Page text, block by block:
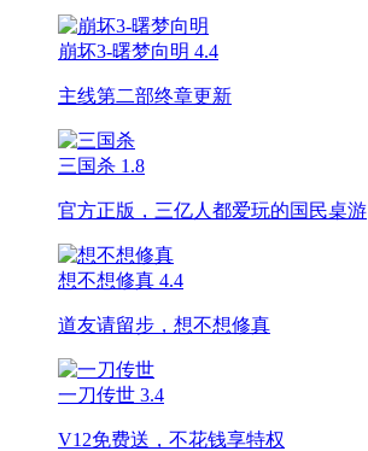
崩坏3-曙梦向明 4.4
主线第二部终章更新
三国杀 1.8
官方正版，三亿人都爱玩的国民桌游
想不想修真 4.4
道友请留步，想不想修真
一刀传世 3.4
V12免费送，不花钱享特权